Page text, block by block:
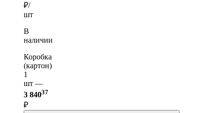
₽/
шт
В
наличии
Коробка
(картон)
1
шт —
3 84037
₽